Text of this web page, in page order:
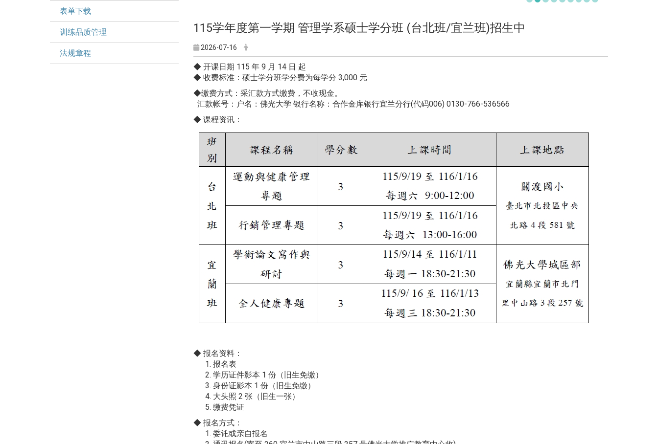
表单下载
训练品质管理
法规章程
115学年度第一学期 管理学系硕士学分班 (台北班/宜兰班)招生中
2026-07-16
◆ 开课日期 115 年 9 月 14 日 起
◆ 收费标准：硕士学分班学分费为每学分 3,000 元
◆缴费方式：采汇款方式缴费，不收现金。
汇款帐号：户名：佛光大学 银行名称：合作金库银行宜兰分行(代码006) 0130-766-536566
◆ 课程资讯：
◆ 报名资料：
报名表
学历证件影本 1 份（旧生免缴）
身份证影本 1 份（旧生免缴）
大头照 2 张（旧生一张）
缴费凭证
◆ 报名方式：
委讬或亲自报名